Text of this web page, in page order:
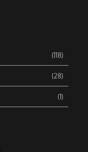
(118)
(28)
(1)